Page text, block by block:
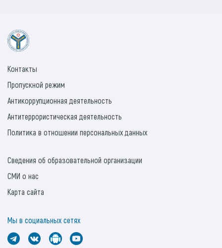
Контакты
Пропускной режим
Антикоррупционная деятельность
Антитеррористическая деятельность
Политика в отношении персональных данных
Сведения об образовательной организации
СМИ о нас
Карта сайта
Мы в социальных сетях